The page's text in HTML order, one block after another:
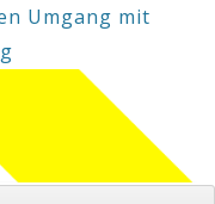
Umgang mit